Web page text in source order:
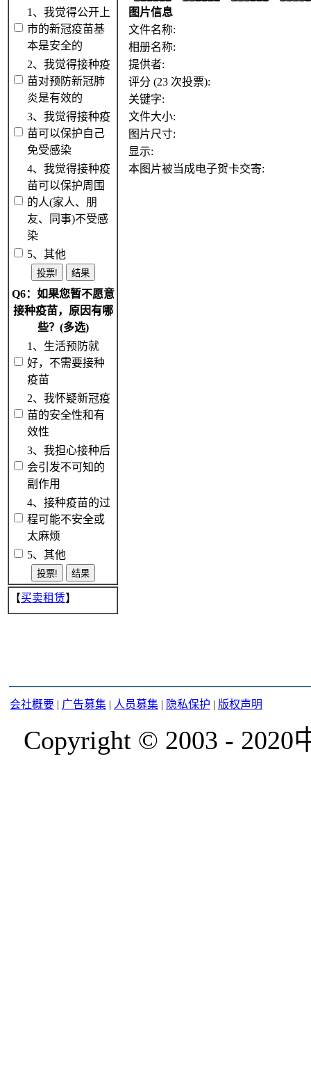
1、我觉得公开上
市的新冠疫苗基
本是安全的
2、我觉得接种疫
苗对预防新冠肺
炎是有效的
3、我觉得接种疫
苗可以保护自己
免受感染
4、我觉得接种疫
苗可以保护周围
的人(家人、朋
友、同事)不受感
染
5、其他
Q6：如果您暂不愿意
接种疫苗，原因有哪
些？(多选)
1、生活预防就
好，不需要接种
疫苗
2、我怀疑新冠疫
苗的安全性和有
效性
3、我担心接种后
会引发不可知的
副作用
4、接种疫苗的过
程可能不安全或
太麻烦
5、其他
【买卖租赁】
图片信息
文件名称:
相册名称:
提供者:
评分 (23 次投票):
关键字:
文件大小:
图片尺寸:
显示:
本图片被当成电子贺卡交寄:
会社概要 | 广告募集 | 人员募集 | 隐私保护 | 版权声明
Copyright © 2003 -